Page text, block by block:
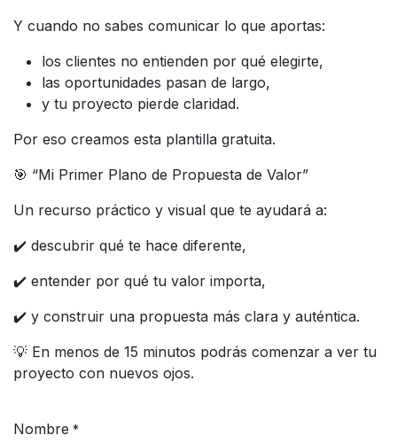
Y cuando no sabes comunicar lo que aportas:
los clientes no entienden por qué elegirte,
las oportunidades pasan de largo,
y tu proyecto pierde claridad.
Por eso creamos esta plantilla gratuita.
🎯 “Mi Primer Plano de Propuesta de Valor”
Un recurso práctico y visual que te ayudará a:
✔️ descubrir qué te hace diferente,
✔️ entender por qué tu valor importa,
✔️ y construir una propuesta más clara y auténtica.
💡 En menos de 15 minutos podrás comenzar a ver tu
proyecto con nuevos ojos.
Nombre *